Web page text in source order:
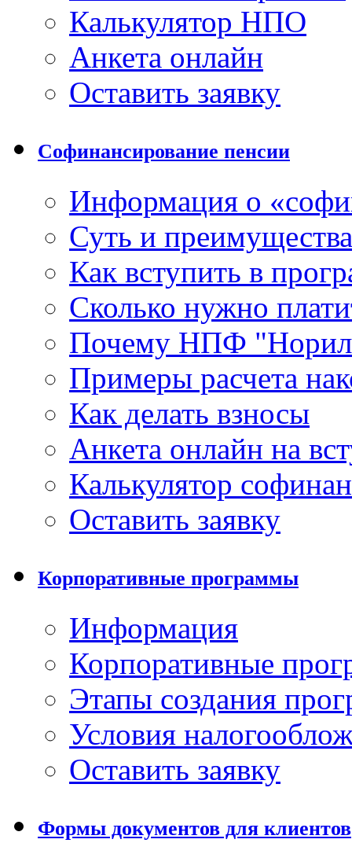
Калькулятор НПО
Анкета онлайн
Оставить заявку
Софинансирование пенсии
Информация о
Суть и
Как вступить в
Сколько нужно
Почему НПФ
Примеры расчета
Как делать взносы
Анкета онлайн на
Калькулятор
Оставить заявку
Корпоративные программы
Информация
Корпоративные
Этапы создания
Условия
Оставить заявку
Формы документов для клиентов